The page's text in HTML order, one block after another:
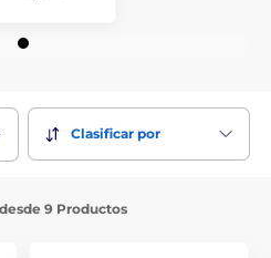
Clasificar por
9 Productos